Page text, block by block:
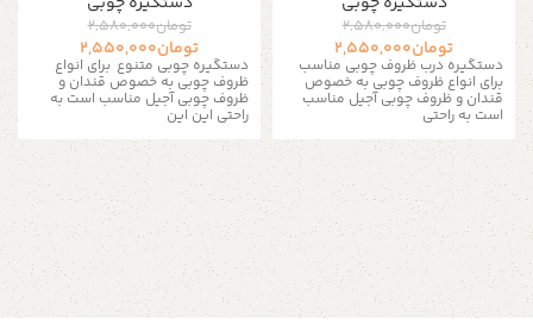
تومان2,580,000
تومان2,550,000
دستگیره درب ظروف چوبی مناسب
برای انواع ظروف چوبی به خصوص
قندان و ظروف چوبی آجیل مناسب
است به راحتی
تومان2,580,000
تومان2,550,000
دستگیره چوبی متنوع برای انواع
ظروف چوبی به خصوص قندان و
ظروف چوبی آجیل مناسب است به
راحتی این این